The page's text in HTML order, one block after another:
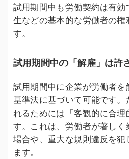
試用期間中も労働契約は有
生などの基本的な労働者の権
す。
試用期間中の「解雇」は許
試用期間中に企業が労働者
基準法に基づいて可能です
れるためには「客観的に合
す。これは、労働者が著し
場合や、重大な規則違反を
ます。